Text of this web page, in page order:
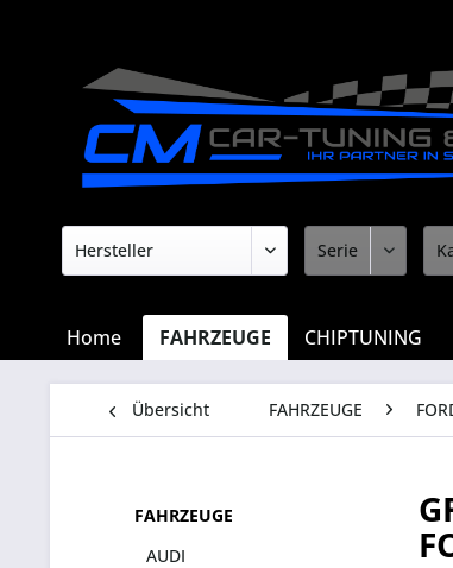
Home FAHRZEUGE CHIPTUNING
Übersicht FAHRZEUGE
FAHRZEUGE
AUDI